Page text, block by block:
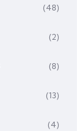
(48)
(2)
(8)
(13)
(4)